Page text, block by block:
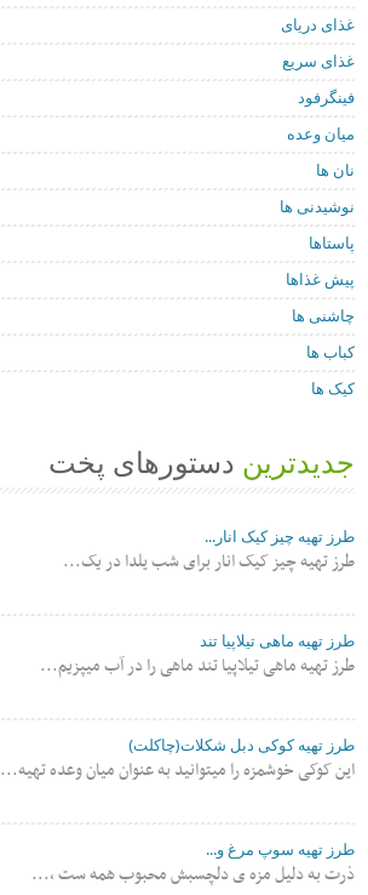
غذای دریای
غذای سریع
فینگرفود
میان وعده
نان ها
نوشیدنی ها
پاستاها
پیش غذاها
چاشنی ها
کباب ها
کیک ها
جدیدترین دستورهای پخت
طرز تهیه چیز کیک انار...
طرز تهیه چیز کیک انار برای شب یلدا در یک...
طرز تهیه ماهی تیلاپیا تند
طرز تهیه ماهی تیلاپیا تند ماهی را در آب میپزیم...
طرز تهیه کوکی دبل شکلات(چاکلت)
این کوکی خوشمزه را میتوانید به عنوان میان وعده تهیه...
طرز تهیه سوپ مرغ و...
ذرت به دلیل مزه ی دلچسبش محبوب همه ست ،...